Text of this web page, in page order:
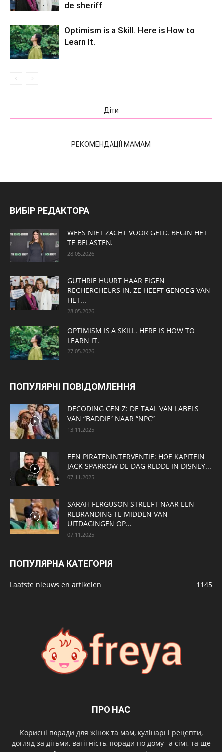
de sheriff
Optimism is a Skill. Here is How to
Learn It.
Діти
РЕКОМЕНДАЦІЇ МАМАМ
ВИБІР РЕДАКТОРА
WEES NIET ZACHT VOOR GELD. BEGIN HET
TE BELASTEN.
28.05.2026
GUTHRIE HUURT HAAR EIGEN
RECHERCHEURS IN, ZE HEEFT GENOEG VAN
HET...
28.05.2026
OPTIMISM IS A SKILL. HERE IS HOW TO
LEARN IT.
27.05.2026
ПОПУЛЯРНІ ПОВІДОМЛЕННЯ
DECODING GEN Z: DE TAAL VAN LABELS
VAN “BADDIE” NAAR “NPC”
13.11.2025
EEN PIRATENINTERVENTIE: HOE KAPITEIN
JACK SPARROW DE DAG REDDE IN DISNEY...
07.11.2025
SARAH FERGUSON STREEFT NAAR EEN
REBRANDING TE MIDDEN VAN
UITDAGINGEN OP...
07.11.2025
ПОПУЛЯРНА КАТЕГОРІЯ
Laatste nieuws en artikelen 1145
ПРО НАС
Корисні поради для жінок та мам, кулінарні рецепти,
догляд за дітьми, вагітність, поради по дому та сімї, та ще